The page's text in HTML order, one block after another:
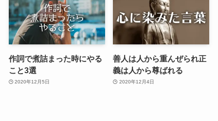
作詞で煮詰まった時にやる
こと3選
2020年12月5日
善人は人から重んぜられ正
義は人から尊ばれる
2020年12月4日